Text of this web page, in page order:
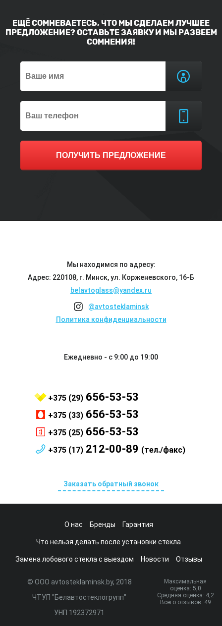
ЕЩЁ СОМНЕВАЕТЕСЬ, ЧТО МЫ СДЕЛАЕМ ЛУЧШЕЕ
ПРЕДЛОЖЕНИЕ? ОСТАВЬТЕ ЗАЯВКУ И МЫ РАЗВЕЕМ
СОМНЕНИЯ!
ПОЛУЧИТЬ ПРЕДЛОЖЕНИЕ
Мы находимся по адресу:
Адрес: 220108, г. Минск, ул. Корженевского, 16-Б
belavtoglass@yandex.ru
@avtosteklaminsk
Политика конфиденциальности
Ежедневно - с 9:00 до 19:00
+375 (29) 656-53-53
+375 (33) 656-53-53
+375 (25) 656-53-53
+375 (17) 212-00-89 (тел./факс)
Заказать обратный звонок
О нас Бренды Гарантия
Что нельзя делать после установки стекла
Замена лобового стекла с выездом Новости Отзывы
© ООО avtosteklaminsk.by, 2018
ЧТУП "Белавтостеклогрупп"
УНП 192372971
Максимальная
оценка: 5,0
Средняя оценка: 4,2
Всего отзывов: 49